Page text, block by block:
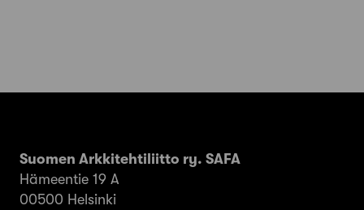
Suomen Arkkitehtiliitto ry. SAFA
Hämeentie 19 A
00500 Helsinki